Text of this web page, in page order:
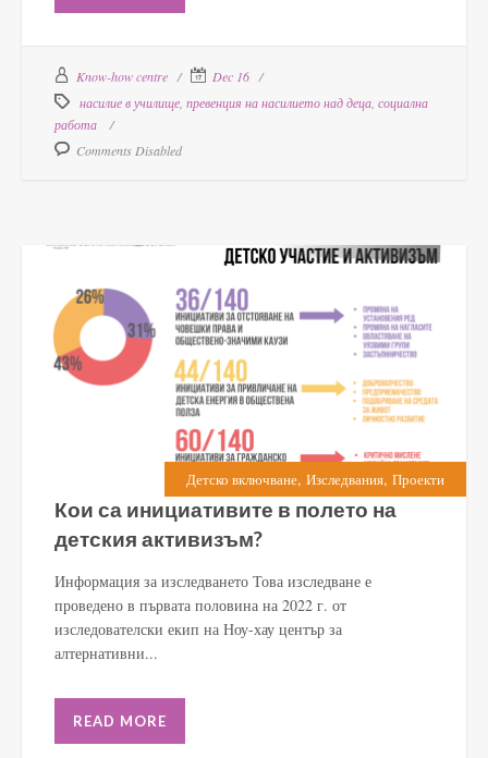
Know-how centre
Dec 16
насилие в училище превенция на насилието над деца социална
работа
Comments Disabled
Детско включване, Изследвания, Проекти
Кои са инициативите в полето на
детския активизъм?
Информация за изследването Това изследване е
проведено в първата половина на 2022 г. от
изследователски екип на Ноу-хау център за
алтернативни...
READ MORE